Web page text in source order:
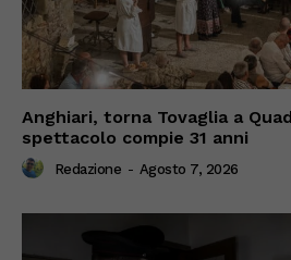
Anghiari, torna Tovaglia a
spettacolo compie 31 anni
Redazione - Agosto 7, 2026